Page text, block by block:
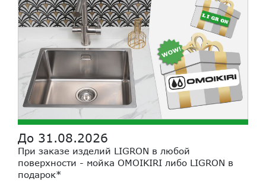
До 31.08.2026
При заказе изделий LIGRON в любой
поверхности - мойка OMOIKIRI либо LIGRON в
подарок*